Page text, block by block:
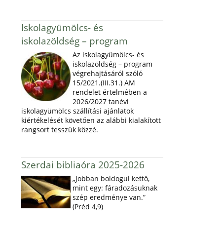
Iskolagyümölcs- és
iskolazöldség – program
Az iskolagyümölcs- és
iskolazöldség – program
végrehajtásáról szóló
15/2021.(III.31.) AM
rendelet értelmében a
2026/2027 tanévi
iskolagyümölcs szállítási ajánlatok
kiértékelését követően az alábbi kialakított
rangsort tesszük közzé.
Szerdai bibliaóra 2025-2026
„Jobban boldogul kettő,
mint egy: fáradozásuknak
szép eredménye van.”
(Préd 4,9)